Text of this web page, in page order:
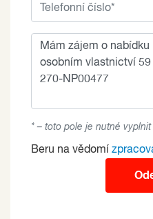
* – toto pole je nutné vyplnit
Beru na vědomí